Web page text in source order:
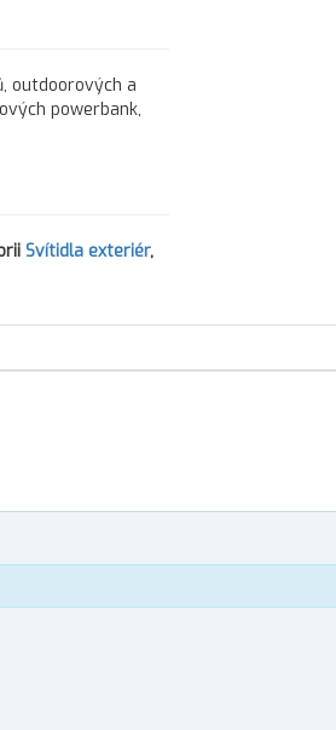
outdoorových a
powerbank,
Svítidla exteriér,